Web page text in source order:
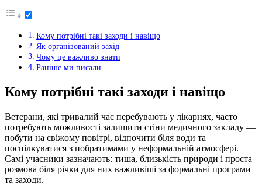
Кому потрібні такі заходи і навіщо
Як організований захід
Чому це важливо знати
Раніше ми писали
Кому потрібні такі заходи і навіщо
Ветерани, які тривалий час перебувають у лікарнях, часто
потребують можливості залишити стіни медичного закладу —
побути на свіжому повітрі, відпочити біля води та
поспілкуватися з побратимами у неформальній атмосфері.
Самі учасники зазначають: тиша, близькість природи і проста
розмова біля річки для них важливіші за формальні програми
та заходи.